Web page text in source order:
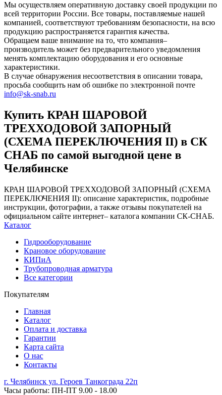
Мы осуществляем оперативную доставку своей продукции по
всей территории России. Все товары, поставляемые нашей
компанией, соответствуют требованиям безопасности, на всю
продукцию распространяется гарантия качества.
Обращаем ваше внимание на то, что компания–
производитель может без предварительного уведомления
менять комплектацию оборудования и его основные
характеристики.
В случае обнаружения несоответствия в описании товара,
просьба сообщить нам об ошибке по электронной почте
info@sk-snab.ru
Купить КРАН ШАРОВОЙ
ТРЕХХОДОВОЙ ЗАПОРНЫЙ
(СХЕМА ПЕРЕКЛЮЧЕНИЯ II) в СК
СНАБ по самой выгодной цене в
Челябинске
КРАН ШАРОВОЙ ТРЕХХОДОВОЙ ЗАПОРНЫЙ (СХЕМА
ПЕРЕКЛЮЧЕНИЯ II): описание характеристик, подробные
инструкции, фотографии, а также отзывы покупателей на
официальном сайте интернет– каталога компании СК-СНАБ.
Каталог
Гидрооборудование
Крановое оборудование
КИПиА
Трубопроводная арматура
Все категории
Покупателям
Главная
Каталог
Оплата и доставка
Гарантии
Карта сайта
О нас
Контакты
г. Челябинск ул. Героев Танкограда 22п
Часы работы: ПН-ПТ 9.00 - 18.00